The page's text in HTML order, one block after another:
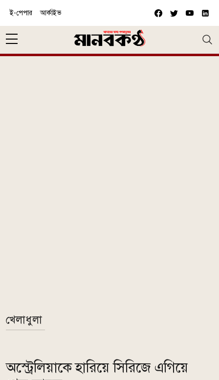
ই-পেপার আর্কাইভ
খেলাধুলা
অস্ট্রেলিয়াকে হারিয়ে সিরিজে এগিয়ে